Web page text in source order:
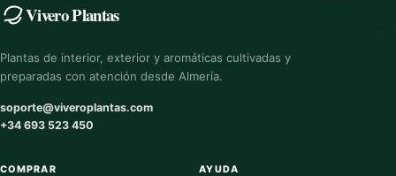
Vivero Plantas
Plantas de interior, exterior y aromáticas cultivadas y
preparadas con atención desde Almería.
soporte@viveroplantas.com
+34 693 523 450
COMPRAR AYUDA